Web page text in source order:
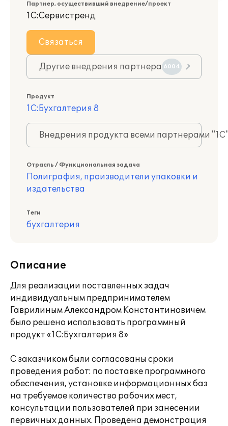
Партнер, осуществивший внедрение/проект
1С:Сервистренд
Связаться
Другие внедрения партнера 6004
Продукт
1С:Бухгалтерия 8
Внедрения продукта всеми партнерами
Отрасль / Функциональная задача
Полиграфия, производители упаковки и
издательства
Теги
бухгалтерия
Описание
Для реализации поставленных задач
индивидуальным предпринимателем
Гаврилиным Александром Константиновичем
было решено использовать программный
продукт «1С:Бухгалтерия 8»
С заказчиком были согласованы сроки
проведения работ: по поставке программного
обеспечения, установке информационных баз
на требуемое количество рабочих мест,
консультации пользователей при занесении
первичных данных. Проведена демонстрация